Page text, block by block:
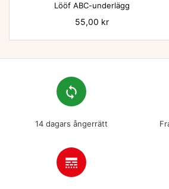
Lööf ABC-underlägg
Pris
55,00 kr
loop
14 dagars ångerrätt
line_style